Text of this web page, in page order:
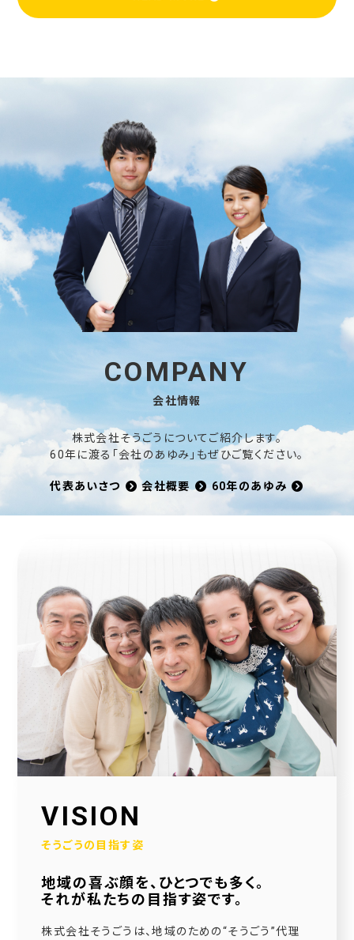
COMPANY
会社情報
株式会社そうごうについてご紹介します。
60年に渡る「会社のあゆみ」もぜひご覧ください。
代表あいさつ 会社概要 60年のあゆみ
VISION
そうごうの目指す姿
地域の喜ぶ顔を、ひとつでも多く。
それが私たちの目指す姿です。
株式会社そうごうは、地域のための“そうごう”代理